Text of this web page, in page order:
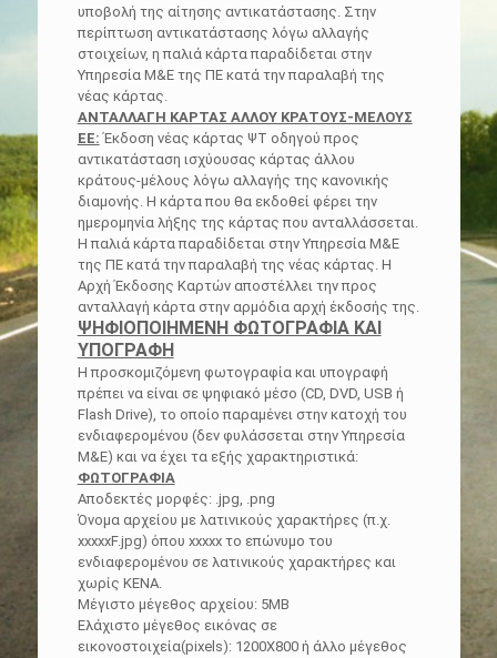
υποβολή της αίτησης αντικατάστασης. Στην
περίπτωση αντικατάστασης λόγω αλλαγής
στοιχείων, η παλιά κάρτα παραδίδεται στην
Υπηρεσία Μ&Ε της ΠΕ κατά την παραλαβή της
νέας κάρτας.
ΑΝΤΑΛΛΑΓΗ ΚΑΡΤΑΣ ΑΛΛΟΥ ΚΡΑΤΟΥΣ-ΜΕΛΟΥΣ
ΕΕ: Έκδοση νέας κάρτας ΨΤ οδηγού προς
αντικατάσταση ισχύουσας κάρτας άλλου
κράτους-μέλους λόγω αλλαγής της κανονικής
διαμονής. Η κάρτα που θα εκδοθεί φέρει την
ημερομηνία λήξης της κάρτας που ανταλλάσσεται.
Η παλιά κάρτα παραδίδεται στην Υπηρεσία Μ&Ε
της ΠΕ κατά την παραλαβή της νέας κάρτας. Η
Αρχή Έκδοσης Καρτών αποστέλλει την προς
ανταλλαγή κάρτα στην αρμόδια αρχή έκδοσής της.
ΨΗΦΙΟΠΟΙΗΜΕΝΗ ΦΩΤΟΓΡΑΦΙΑ ΚΑΙ
ΥΠΟΓΡΑΦΗ
Η προσκομιζόμενη φωτογραφία και υπογραφή
πρέπει να είναι σε ψηφιακό μέσο (CD, DVD, USB ή
Flash Drive), το οποίο παραμένει στην κατοχή του
ενδιαφερομένου (δεν φυλάσσεται στην Υπηρεσία
Μ&Ε) και να έχει τα εξής χαρακτηριστικά:
ΦΩΤΟΓΡΑΦΙΑ
Αποδεκτές μορφές: .jpg, .png
Όνομα αρχείου με λατινικούς χαρακτήρες (π.χ.
xxxxxF.jpg) όπου xxxxx το επώνυμο του
ενδιαφερομένου σε λατινικούς χαρακτήρες και
χωρίς ΚΕΝΑ.
Μέγιστο μέγεθος αρχείου: 5MB
Ελάχιστο μέγεθος εικόνας σε
εικονοστοιχεία(pixels): 1200Χ800 ή άλλο μέγεθος